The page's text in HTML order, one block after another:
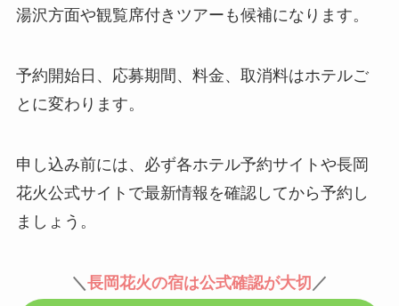
湯沢方面や観覧席付きツアーも候補になります。
予約開始日、応募期間、料金、取消料はホテルご
とに変わります。
申し込み前には、必ず各ホテル予約サイトや長岡
花火公式サイトで最新情報を確認してから予約し
ましょう。
＼ 長岡花火の宿は公式確認が大切 ／